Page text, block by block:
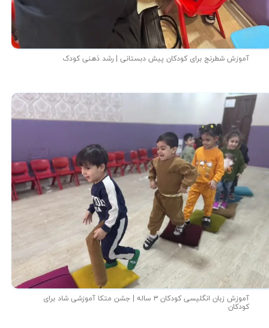
آموزش شطرنج برای کودکان پیش دبستانی | رشد ذهنی کودک
آموزش زبان انگلیسی کودکان ۳ ساله | جشن متکا‌ آموزشی شاد برای
کودکان